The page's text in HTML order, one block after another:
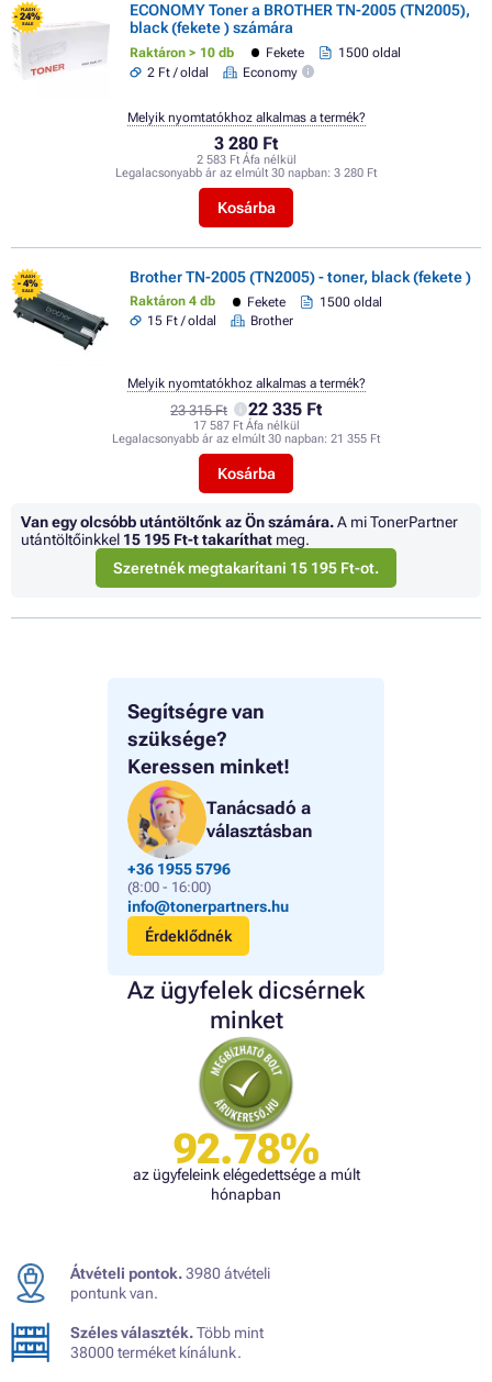
Segítségre van
szüksége?
Keressen minket!
Tanácsadó a
választásban
+36 1955 5796
(8:00 - 16:00)
info@tonerpartners.hu
Érdeklődnék
Az ügyfelek dicsérnek
minket
92.78%
az ügyfeleink elégedettsége a múlt
hónapban
FLASH
- 24%
SALE
ECONOMY Toner a BROTHER TN-2005 (TN2005),
black (fekete ) számára
Raktáron > 10 db Fekete
1500 oldal
2 Ft / oldal
Economy
3 280 Ft
2 583 Ft Áfa nélkül
Legalacsonyabb ár az elmúlt 30 napban: 3 280 Ft
Kosárba
Melyik nyomtatókhoz alkalmas a termék?
FLASH
- 4%
SALE
Brother TN-2005 (TN2005) - toner, black (fekete )
Raktáron 4 db Fekete
1500 oldal
15 Ft / oldal
Brother
23 315 Ft 22 335 Ft
17 587 Ft Áfa nélkül
Legalacsonyabb ár az elmúlt 30 napban: 21 355 Ft
Kosárba
Melyik nyomtatókhoz alkalmas a termék?
Van egy olcsóbb utántöltőnk az Ön számára.A mi TonerPartner
utántöltőinkkel 15 195 Ft-t takaríthat meg.
Szeretnék megtakarítani 15 195 Ft-ot.
Átvételi pontok.3980 átvételi
pontunk van.
Széles választék.Több mint
38000 terméket kínálunk.